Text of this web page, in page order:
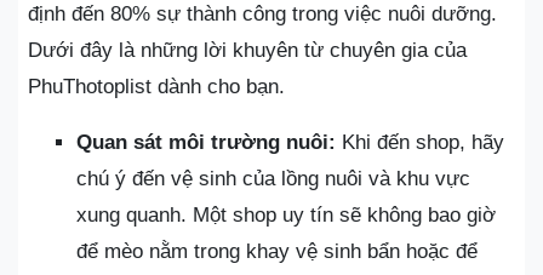
định đến 80% sự thành công trong việc nuôi dưỡng.
Dưới đây là những lời khuyên từ chuyên gia của
PhuThotoplist dành cho bạn.
Quan sát môi trường nuôi: Khi đến shop, hãy
chú ý đến vệ sinh của lồng nuôi và khu vực
xung quanh. Một shop uy tín sẽ không bao giờ
để mèo nằm trong khay vệ sinh bẩn hoặc để